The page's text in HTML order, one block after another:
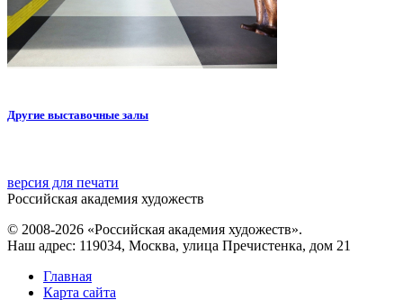
Другие выставочные залы
версия для печати
Российская академия художеств
© 2008-2026 «Российская академия художеств».
Наш адрес: 119034, Москва, улица Пречистенка, дом 21
Главная
Карта сайта